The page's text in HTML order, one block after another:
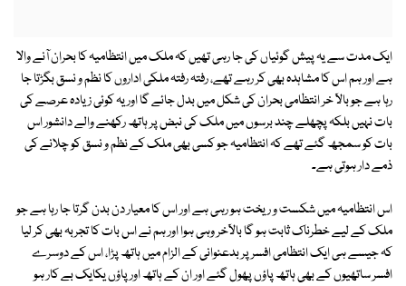
ایک مدت سے یہ پیش گوئیاں کی جا رہی تھیں کہ ملک میں انتظامیہ کا بحران آنے والا
ہے اور ہم اس کا مشاہدہ بھی کر رہے تھے، رفتہ رفتہ ملکی اداروں کا نظم و نسق بگڑتا جا
رہا ہے جو بالآ خر انتظامی بحران کی شکل میں بدل جائے گا اور یہ کوئی زیادہ عرصے کی
بات نہیں بلکہ پچھلے چند برسوں میں ملک کی نبض پر ہاتھ رکھنے والے دانشور اس
بات کو سمجھ گئے تھے کہ انتظامیہ جو کسی بھی ملک کے نظم و نسق کو چلانے کی
ذمے دار ہوتی ہے۔
اس انتظامیہ میں شکست و ریخت ہو رہی ہے اور اس کا معیار دن بدن گرتا جا رہا ہے جو
ملک کے لیے خطرناک ثابت ہو گا بالآخر وہی ہوا اور ہم نے اس بات کا تجربہ بھی کر لیا
کہ جیسے ہی ایک انتظامی افسر پر بدعنوانی کے الزام میں ہاتھ پڑا، اس کے دوسرے
افسر ساتھیوں کے بھی ہاتھ پاؤں پھول گئے اور ان کے ہاتھ اور پاؤں یکایک بے کار ہو